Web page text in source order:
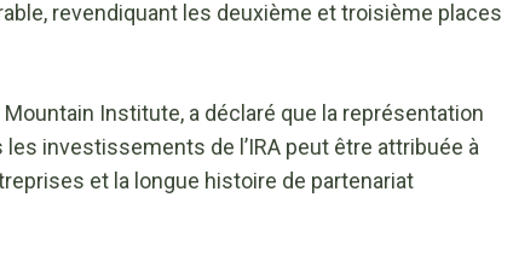
revendiquant les deuxième et troisième places
Institute, a déclaré que la représentation
investissements de l’IRA peut être attribuée à
et la longue histoire de partenariat